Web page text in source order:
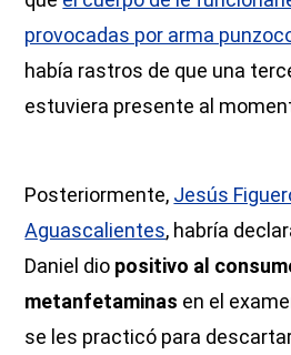
provocadas por arma
había rastros de que una
estuviera presente al
Posteriormente, Jesús
Aguascalientes, habría
Daniel dio positivo al
metanfetaminas en el
se les practicó para